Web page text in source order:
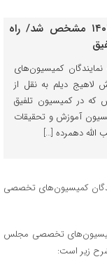
لایحه بودجه ۱۴۰۱ با انتخاب نمایندگان کمیسیون‌های
دیلم به نقل از
در کمیسیون تلفیق
کمیسیون آموزش و تحقیقات
الله دهمرده […]
۱۴۰۱ با انتخاب نمایندگان کمیسیون‌های تخصصی
کمیسیون‌های تخصصی مجلس